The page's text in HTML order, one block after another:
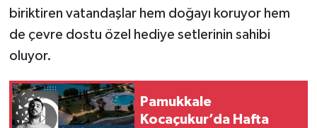
biriktiren vatandaşlar hem doğayı koruyor hem
de çevre dostu özel hediye setlerinin sahibi
oluyor.
Pamukkale
Kocaçukur’da Hafta